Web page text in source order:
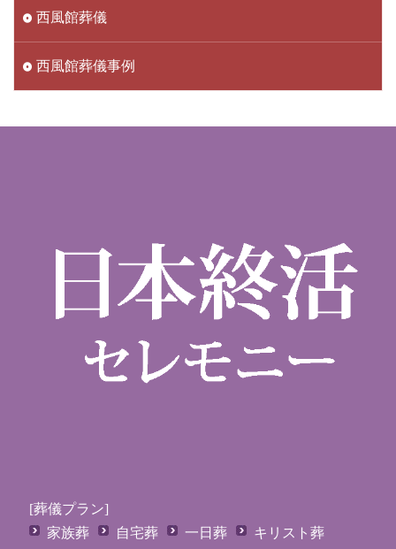
西風館葬儀
西風館葬儀事例
[葬儀プラン]
家族葬
自宅葬 一日葬
キリスト葬